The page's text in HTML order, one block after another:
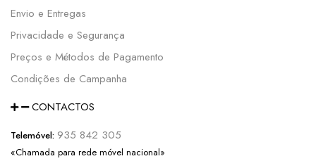
Envio e Entregas
Privacidade e Segurança
Preços e Métodos de Pagamento
Condições de Campanha
CONTACTOS
Telemóvel: 935 842 305
«Chamada para rede móvel nacional»